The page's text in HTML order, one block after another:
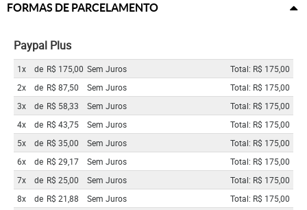
FORMAS DE PARCELAMENTO
Paypal Plus
1x de R$ 175,00 Sem Juros
Total: R$ 175,00
2x
de R$ 87,50 Sem Juros
Total: R$ 175,00
3x
de R$ 58,33 Sem Juros
Total: R$ 175,00
4x
de R$ 43,75 Sem Juros
Total: R$ 175,00
5x
de R$ 35,00 Sem Juros
Total: R$ 175,00
6x
de R$ 29,17 Sem Juros
Total: R$ 175,00
7x
de R$ 25,00 Sem Juros
Total: R$ 175,00
8x
de R$ 21,88 Sem Juros
Total: R$ 175,00